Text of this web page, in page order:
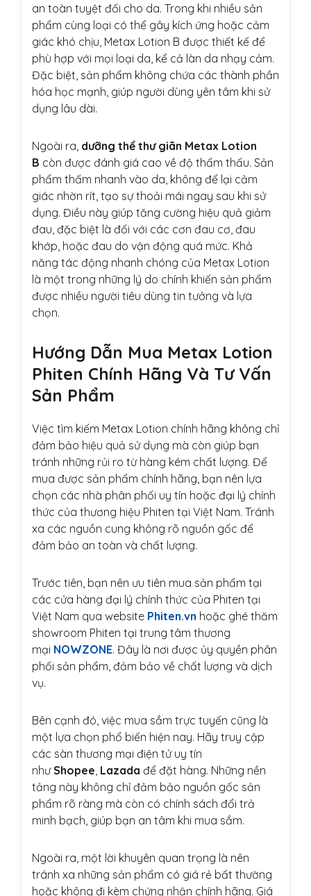
an toàn tuyệt đối cho da. Trong khi nhiều sản
phẩm cùng loại có thể gây kích ứng hoặc cảm
giác khó chịu, Metax Lotion B được thiết kế để
phù hợp với mọi loại da, kể cả làn da nhạy cảm.
Đặc biệt, sản phẩm không chứa các thành phần
hóa học mạnh, giúp người dùng yên tâm khi sử
dụng lâu dài.
Ngoài ra, dưỡng thể thư giãn Metax Lotion
B còn được đánh giá cao về độ thẩm thấu. Sản
phẩm thấm nhanh vào da, không để lại cảm
giác nhờn rít, tạo sự thoải mái ngay sau khi sử
dụng. Điều này giúp tăng cường hiệu quả giảm
đau, đặc biệt là đối với các cơn đau cơ, đau
khớp, hoặc đau do vận động quá mức. Khả
năng tác động nhanh chóng của Metax Lotion
là một trong những lý do chính khiến sản phẩm
được nhiều người tiêu dùng tin tưởng và lựa
chọn.
Hướng Dẫn Mua Metax Lotion
Phiten Chính Hãng Và Tư Vấn
Sản Phẩm
Việc tìm kiếm Metax Lotion chính hãng không chỉ
đảm bảo hiệu quả sử dụng mà còn giúp bạn
tránh những rủi ro từ hàng kém chất lượng. Để
mua được sản phẩm chính hãng, bạn nên lựa
chọn các nhà phân phối uy tín hoặc đại lý chính
thức của thương hiệu Phiten tại Việt Nam. Tránh
xa các nguồn cung không rõ nguồn gốc để
đảm bảo an toàn và chất lượng.
Trước tiên, bạn nên ưu tiên mua sản phẩm tại
các cửa hàng đại lý chính thức của Phiten tại
Việt Nam qua website Phiten.vn hoặc ghé thăm
showroom Phiten tại trung tâm thương
mại NOWZONE. Đây là nơi được ủy quyền phân
phối sản phẩm, đảm bảo về chất lượng và dịch
vụ.
Bên cạnh đó, việc mua sắm trực tuyến cũng là
một lựa chọn phổ biến hiện nay. Hãy truy cập
các sàn thương mại điện tử uy tín
nhưShopee Lazada để đặt hàng. Những nền
tảng này không chỉ đảm bảo nguồn gốc sản
phẩm rõ ràng mà còn có chính sách đổi trả
minh bạch, giúp bạn an tâm khi mua sắm.
Ngoài ra, một lời khuyên quan trọng là nên
tránh xa những sản phẩm có giá rẻ bất thường
hoặc không đi kèm chứng nhận chính hãng. Giá